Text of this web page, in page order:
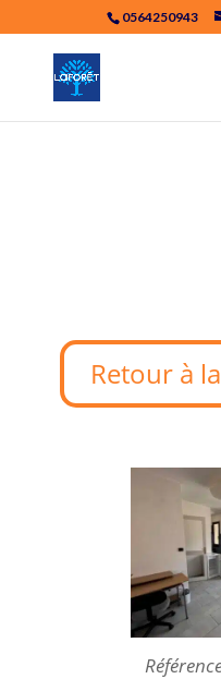
0564250943
Retour à